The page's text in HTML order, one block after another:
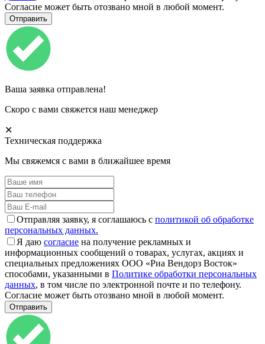
Согласие может быть отозвано мной в любой момент.
Ваша заявка отправлена!
Скоро с вами свяжется наш менеджер
✕
Техническая поддержка
Мы свяжемся с вами в ближайшее время
Отправляя заявку, я соглашаюсь с политикой об обработке
персональных данных.
Я даю согласие на получение рекламных и
информационных сообщений о товарах, услугах, акциях и
специальных предложениях ООО «Риа Вендорз Восток»
способами, указанными в Политике обработки персональных
данных, в том числе по электронной почте и по телефону.
Согласие может быть отозвано мной в любой момент.